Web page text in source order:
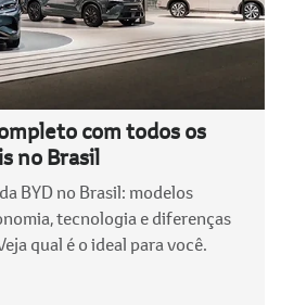
com todos os
no Brasil
BYD no Brasil: modelos
tecnologia e diferenças
qual é o ideal para você.